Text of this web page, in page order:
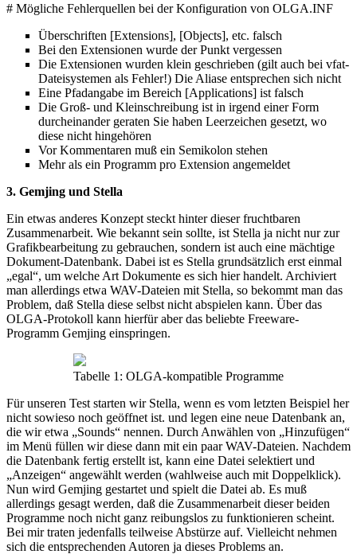
# Mögliche Fehlerquellen bei der Konfiguration von OLGA.INF
Überschriften [Extensions], [Objects], etc. falsch
Bei den Extensionen wurde der Punkt vergessen
Die Extensionen wurden klein geschrieben (gilt auch bei vfat-
Dateisystemen als Fehler!) Die Aliase entsprechen sich nicht
Eine Pfadangabe im Bereich [Applications] ist falsch
Die Groß- und Kleinschreibung ist in irgend einer Form
durcheinander geraten Sie haben Leerzeichen gesetzt, wo
diese nicht hingehören
Vor Kommentaren muß ein Semikolon stehen
Mehr als ein Programm pro Extension angemeldet
3. Gemjing und Stella
Ein etwas anderes Konzept steckt hinter dieser fruchtbaren
Zusammenarbeit. Wie bekannt sein sollte, ist Stella ja nicht nur zur
Grafikbearbeitung zu gebrauchen, sondern ist auch eine mächtige
Dokument-Datenbank. Dabei ist es Stella grundsätzlich erst einmal
„egal“, um welche Art Dokumente es sich hier handelt. Archiviert
man allerdings etwa WAV-Dateien mit Stella, so bekommt man das
Problem, daß Stella diese selbst nicht abspielen kann. Über das
OLGA-Protokoll kann hierfür aber das beliebte Freeware-
Programm Gemjing einspringen.
Tabelle 1: OLGA-kompatible Programme
Für unseren Test starten wir Stella, wenn es vom letzten Beispiel her
nicht sowieso noch geöffnet ist. und legen eine neue Datenbank an,
die wir etwa „Sounds“ nennen. Durch Anwählen von „Hinzufügen“
im Menü füllen wir diese dann mit ein paar WAV-Dateien. Nachdem
die Datenbank fertig erstellt ist, kann eine Datei selektiert und
„Anzeigen“ angewählt werden (wahlweise auch mit Doppelklick).
Nun wird Gemjing gestartet und spielt die Datei ab. Es muß
allerdings gesagt werden, daß die Zusammenarbeit dieser beiden
Programme noch nicht ganz reibungslos zu funktionieren scheint.
Bei mir traten jedenfalls teilweise Abstürze auf. Vielleicht nehmen
sich die entsprechenden Autoren ja dieses Problems an.